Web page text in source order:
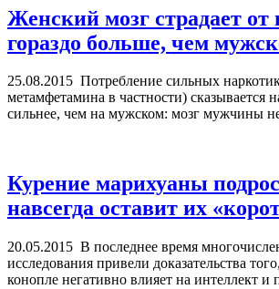
Женский мозг страдает от
гораздо больше, чем
25.08.2015 Потребление сильных
метамфетамина в частности) сказывается
сильнее, чем на мужском: мозг мужчины
Курение марихуаны
навсегда оставит их
20.05.2015 В последнее время
исследования привели доказательства
конопле негативно влияет на интеллект и